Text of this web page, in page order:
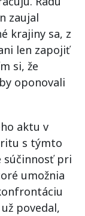
zaujal
krajiny sa, z
len zapojiť
si, že
oponovali
aktu v
s týmto
súčinnosť pri
umožnia
povedal,